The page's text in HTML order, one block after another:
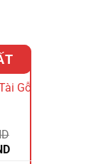
Gỗ
Giá